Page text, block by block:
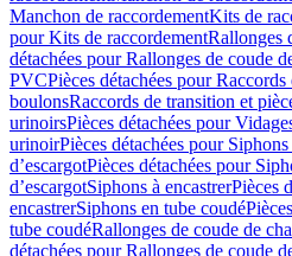
Manchon de raccordementKits de
pour Kits de raccordementRallonges
détachées pour Rallonges de coude
PVCPièces détachées pour
boulonsRaccords de transition et
urinoirsPièces détachées pour
urinoirPièces détachées pour
d’escargotPièces détachées pour
d’escargotSiphons à encastrerPièces
encastrerSiphons en tube coudé
tube coudéRallonges de coude de
détachées pour Rallonges de coude